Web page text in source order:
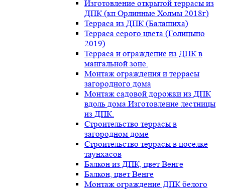
Изготовление открытой террасы из
ДПК (кп Орлинные Холмы 2018г)
Терраса из ДПК (Балашиха)
Терраса серого цвета (Голицыно
2019)
Терраса и ограждение из ДПК в
мангальной зоне.
Монтаж ограждения и террасы
загородного дома
Монтаж садовой дорожки из ДПК
вдоль дома.Изготовление лестницы
из ДПК.
Строительство террасы в
загородном доме
Строительство террасы в поселке
таунхасов
Балкон из ДПК, цвет Венге
Балкон, цвет Венге
Монтаж ограждение ДПК белого